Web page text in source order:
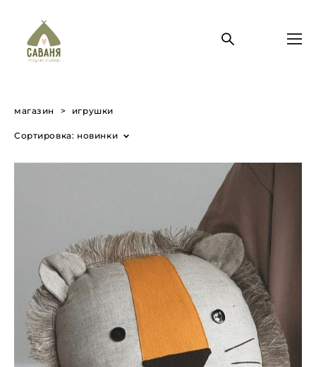
магазин > игрушки
Сортировка: новинки